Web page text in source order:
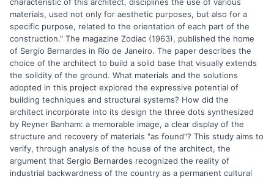
characteristic of this architect, disciplines the use of various
materials, used not only for aesthetic purposes, but also for a
specific purpose, related to the orientation of each part of the
construction." The magazine Zodiac (1963), published the home
of Sergio Bernardes in Rio de Janeiro. The paper describes the
choice of the architect to build a solid base that visually extends
the solidity of the ground. What materials and the solutions
adopted in this project explored the expressive potential of
building techniques and structural systems? How did the
architect incorporate into its design the three dots synthesized
by Reyner Banham: a memorable image, a clear display of the
structure and recovery of materials "as found"? This study aims to
verify, through analysis of the house of the architect, the
argument that Sergio Bernardes recognized the reality of
industrial backwardness of the country as a permanent cultural